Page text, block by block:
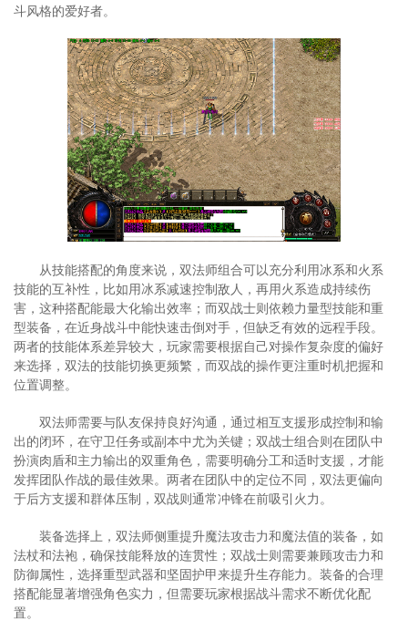
斗风格的爱好者。
从技能搭配的角度来说，双法师组合可以充分利用冰系和火系
技能的互补性，比如用冰系减速控制敌人，再用火系造成持续伤
害，这种搭配能最大化输出效率；而双战士则依赖力量型技能和重
型装备，在近身战斗中能快速击倒对手，但缺乏有效的远程手段。
两者的技能体系差异较大，玩家需要根据自己对操作复杂度的偏好
来选择，双法的技能切换更频繁，而双战的操作更注重时机把握和
位置调整。
双法师需要与队友保持良好沟通，通过相互支援形成控制和输
出的闭环，在守卫任务或副本中尤为关键；双战士组合则在团队中
扮演肉盾和主力输出的双重角色，需要明确分工和适时支援，才能
发挥团队作战的最佳效果。两者在团队中的定位不同，双法更偏向
于后方支援和群体压制，双战则通常冲锋在前吸引火力。
装备选择上，双法师侧重提升魔法攻击力和魔法值的装备，如
法杖和法袍，确保技能释放的连贯性；双战士则需要兼顾攻击力和
防御属性，选择重型武器和坚固护甲来提升生存能力。装备的合理
搭配能显著增强角色实力，但需要玩家根据战斗需求不断优化配
置。